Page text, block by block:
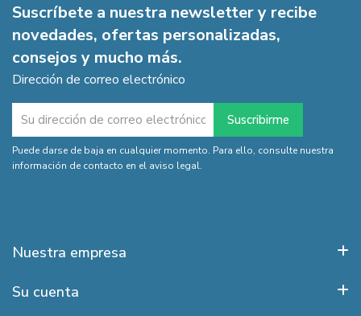
Suscríbete a nuestra newsletter y recibe
novedades, ofertas personalizadas,
consejos y mucho más.
Dirección de correo electrónico
Puede darse de baja en cualquier momento. Para ello, consulte nuestra
información de contacto en el aviso legal.
Nuestra empresa
Su cuenta